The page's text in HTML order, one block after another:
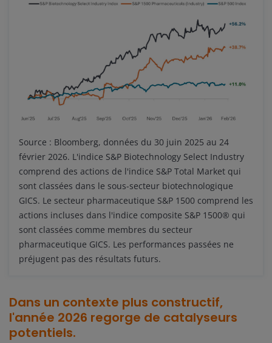
Source : Bloomberg, données du 30 juin 2025 au 24
février 2026. L'indice S&P Biotechnology Select Industry
comprend des actions de l'indice S&P Total Market qui
sont classées dans le sous-secteur biotechnologique
GICS. Le secteur pharmaceutique S&P 1500 comprend les
actions incluses dans l'indice composite S&P 1500® qui
sont classées comme membres du secteur
pharmaceutique GICS. Les performances passées ne
préjugent pas des résultats futurs.
Dans un contexte plus constructif,
l'année 2026 regorge de catalyseurs
potentiels.